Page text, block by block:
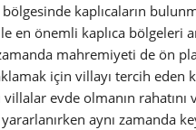
kaplıcaların
en önemli kaplıca bölgeleri
mahremiyeti de ön
için villayı tercih eden
evde olmanın rahatını
aynı zamanda